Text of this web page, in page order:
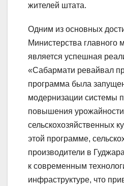
жителей штата.
Одним из основных
Министерства главного
является успешная
«Сабармати ревайвал
программа была
модернизации системы
повышения урожайности
сельскохозяйственных
этой программе,
производители в
к современным
инфраструктуре, что